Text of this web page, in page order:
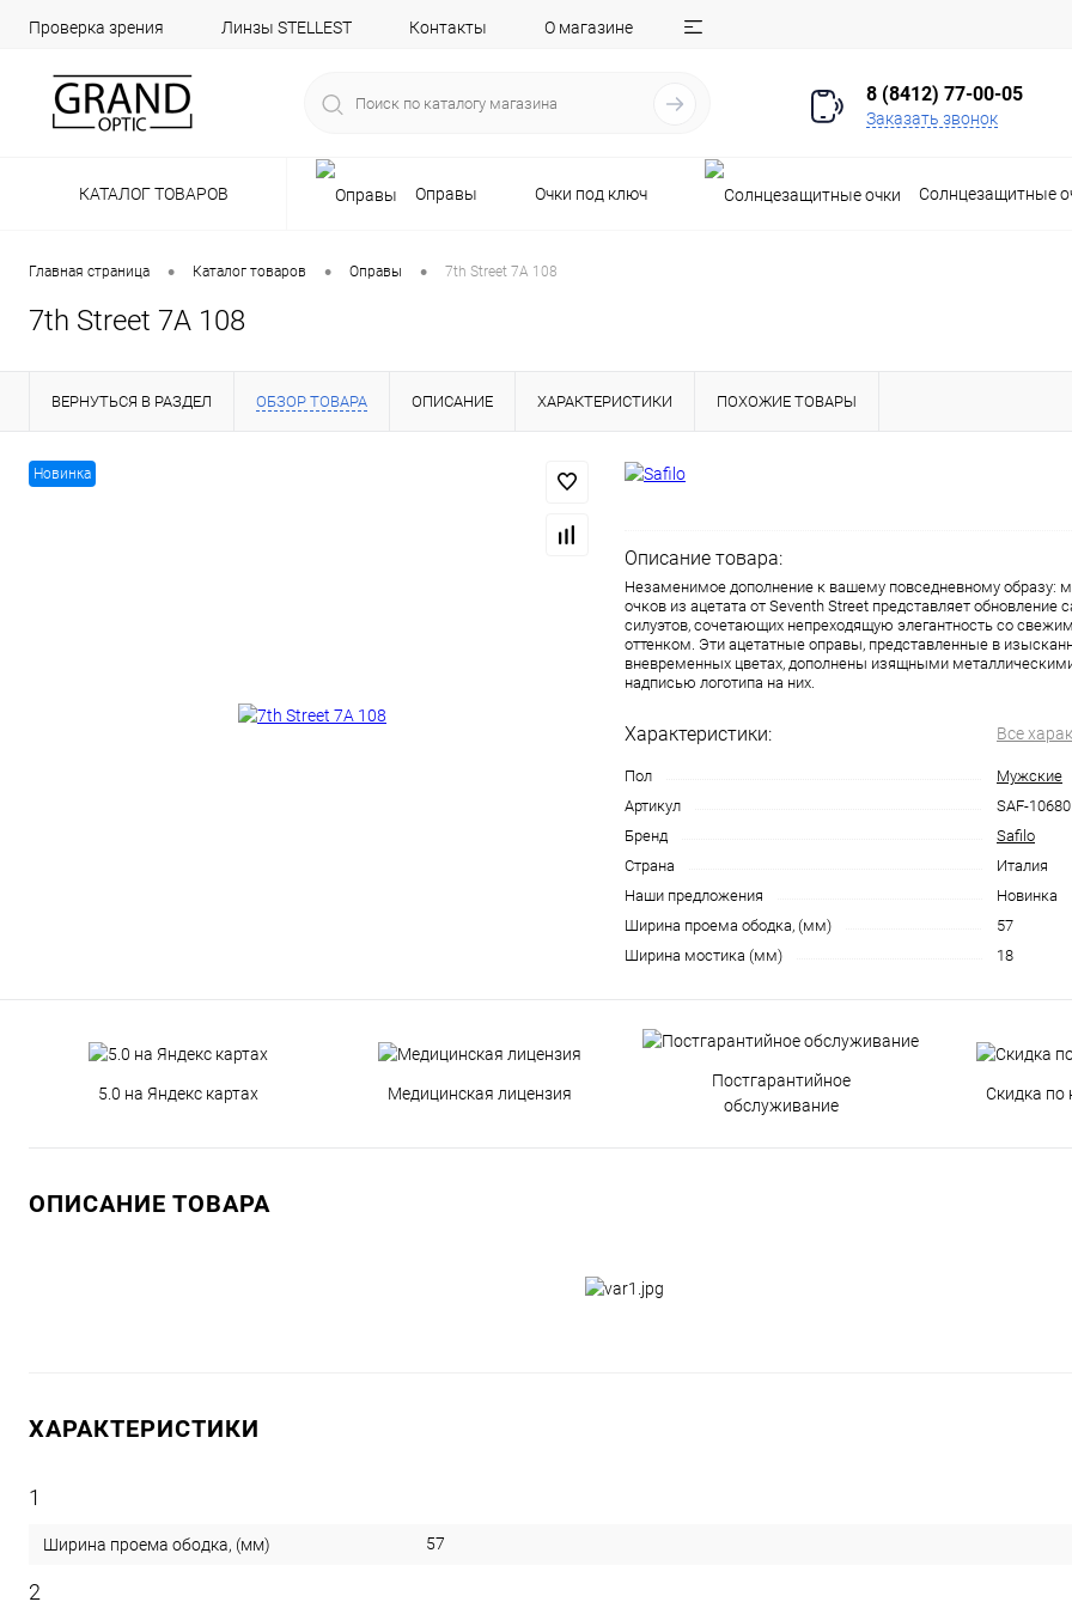
Проверка зрения Линзы STELLEST Контакты О магазине
8 (8412) 77-00-05
Заказать звонок
КАТАЛОГ ТОВАРОВ Оправы Очки под ключ Солнцезащитные
Главная страница • Каталог товаров • Оправы • 7th Street 7A 108
7th Street 7A 108
ВЕРНУТЬСЯ В РАЗДЕЛ ОБЗОР ТОВАРА ОПИСАНИЕ ХАРАКТЕРИСТИКИ ПОХОЖИЕ ТОВАРЫ
Новинка
Описание товара:
Незаменимое дополнение к вашему повседневному образу:
очков из ацетата от Seventh Street представляет
силуэтов, сочетающих непреходящую элегантность со
оттенком. Эти ацетатные оправы, представленные в
вневременных цветах, дополнены изящными
надписью логотипа на них.
Характеристики: Все
Пол
Мужские
Артикул
SAF-
Бренд
Safilo
Страна
Италия
Наши предложения
Новинка
Ширина проема ободка, (мм)
57
Ширина мостика (мм)
18
5.0 на Яндекс картах Медицинская лицензия
Постгарантийное
обслуживание
Скидка по
ОПИСАНИЕ ТОВАРА
ХАРАКТЕРИСТИКИ
1
Ширина проема ободка, (мм) 57
2